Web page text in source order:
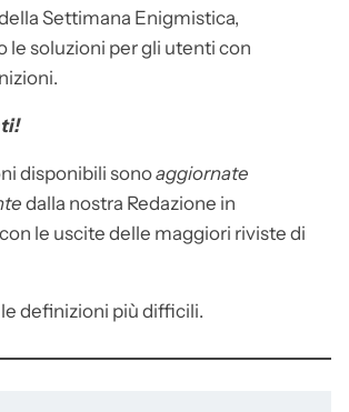
Settimana Enigmistica,
le soluzioni per gli utenti con
disponibili sonoaggiornate
dalla nostra Redazione in
le uscite delle maggiori riviste di
definizioni più difficili.